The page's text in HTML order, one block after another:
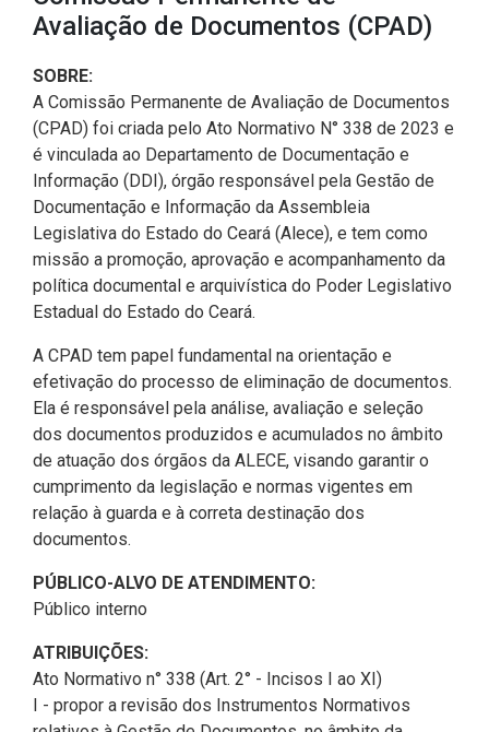
CODINS
COGE
Comunicação Legislativa
Coordenadoria do Sistema
Alece de Comunicação
Célula de Fotografia
Comunicação
Célula de Projetos Especiais
Coordenadoria de Polícia
Centro de Estudos e Atividades
Estratégicas (CEAE)
Controladoria
Concursos e Processos
Seletivos
Procuradoria Geral
Tecnologia da Informação
Institucionais
Secretaria Executiva da Mesa
Corregedoria
Divisas Territoriais do Ceará
Combate à Violência
Comitê de Responsabilidade
Social
Gestão Ambiental
Defensoria Pública do Ceará
Departamento de Saúde e
Assistência Social
Escola Superior do Parlamento
Cearense (Unipace)
Escritório Frei Tito
Instituto de Estudos e
Pesquisas Sobre o
Desenvolvimento do Ceará -
Malce - Memorial da Alece
Procon Alece
Defesa Social
dricos, Minas e Pesca
Direitos Humanos e Cidadania
Educação Básica
Fiscalização e Controle
Indústria, Desenvolvimento
Econômico e Comércio
Infância e Adolescência
Juventude
Meio Ambiente, Mudanças
Climáticas e Desenvolvimento
do Semiárido
Orçamento, Finanças e
Tributação
Previdência Social e Saúde
Proteção Social e Combate à
Consultoria Legislativa
Medalhas e comendas da Alece
Mapa de Leis Históricas
Utilidade pública
Avaliação de Documentos (CPAD)
SOBRE:
A Comissão Permanente de Avaliação de Documentos
(CPAD) foi criada pelo Ato Normativo N° 338 de 2023 e
é vinculada ao Departamento de Documentação e
Informação (DDI), órgão responsável pela Gestão de
Documentação e Informação da Assembleia
Legislativa do Estado do Ceará (Alece), e tem como
missão a promoção, aprovação e acompanhamento da
política documental e arquivística do Poder Legislativo
Estadual do Estado do Ceará.
A CPAD tem papel fundamental na orientação e
efetivação do processo de eliminação de documentos.
Ela é responsável pela análise, avaliação e seleção
dos documentos produzidos e acumulados no âmbito
de atuação dos órgãos da ALECE, visando garantir o
cumprimento da legislação e normas vigentes em
relação à guarda e à correta destinação dos
documentos.
PÚBLICO-ALVO DE ATENDIMENTO:
Público interno
ATRIBUIÇÕES:
Ato Normativo n° 338 (Art. 2° - Incisos I ao XI)
I - propor a revisão dos Instrumentos Normativos